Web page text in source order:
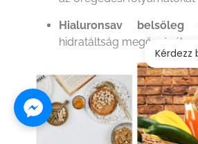
Hialuronsav belsőleg–
hidratáltság megőrzésében
Kérdezz